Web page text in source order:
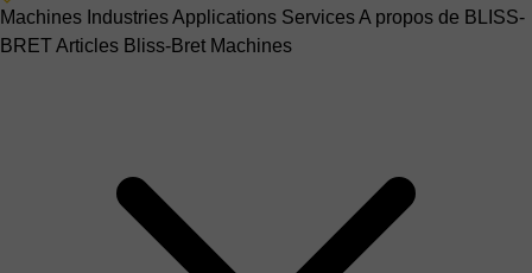
Machines IndustriesApplications ServicesA propos de BLISS-
BRETArticles Bliss-Bret Machines